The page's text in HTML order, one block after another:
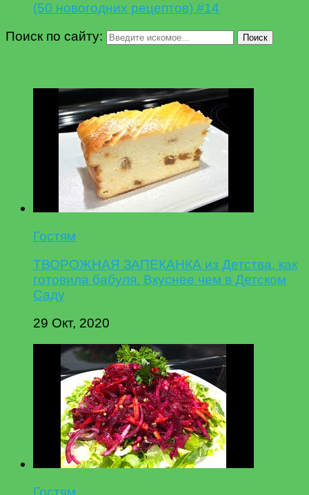
(50 новогодних рецептов) #14
Поиск по сайту:
Поиск
Гостям
ТВОРОЖНАЯ ЗАПЕКАНКА из Детства, как
готовила бабуля. Вкуснее чем в Детском
Саду
29 Окт, 2020
Гостям